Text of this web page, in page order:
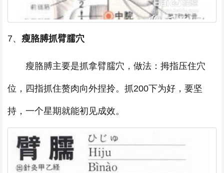
7、 瘦胳膊抓臂臑穴
瘦胳膊主要是抓拿臂臑穴，做法：拇指压住穴
位，四指抓住赘肉向外捏拎。抓200下为好，要坚
持，一个星期就能初见成效。